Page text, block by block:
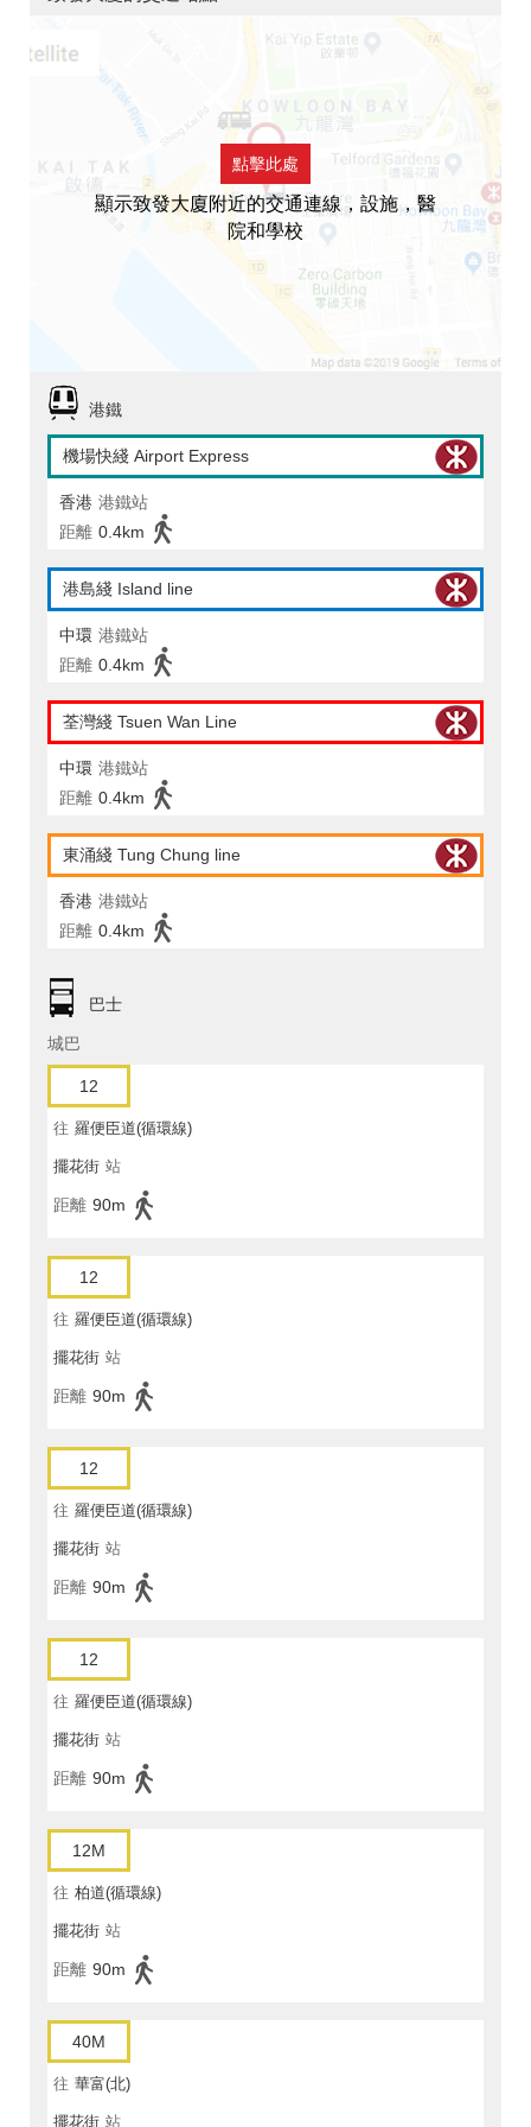
點擊此處
顯示致發大廈附近的交通連線，設施，醫
院和學校
港鐵
機場快綫 Airport Express
香港 港鐵站
距離 0.4km
港島綫 Island line
中環 港鐵站
距離 0.4km
荃灣綫 Tsuen Wan Line
中環 港鐵站
距離 0.4km
東涌綫 Tung Chung line
香港 港鐵站
距離 0.4km
巴士
城巴
12
往 羅便臣道(循環線)
擺花街 站
距離 90m
12
往 羅便臣道(循環線)
擺花街 站
距離 90m
12
往 羅便臣道(循環線)
擺花街 站
距離 90m
12
往 羅便臣道(循環線)
擺花街 站
距離 90m
12M
往 柏道(循環線)
擺花街 站
距離 90m
40M
往 華富(北)
擺花街 站